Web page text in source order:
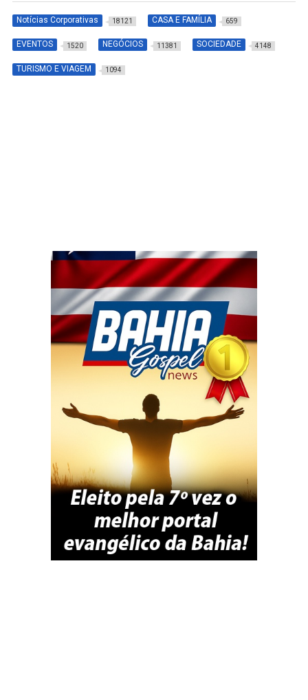
Notícias Corporativas 18121 CASA E FAMÍLIA 659
EVENTOS 1520 NEGÓCIOS 11381 SOCIEDADE 4148
TURISMO E VIAGEM 1094